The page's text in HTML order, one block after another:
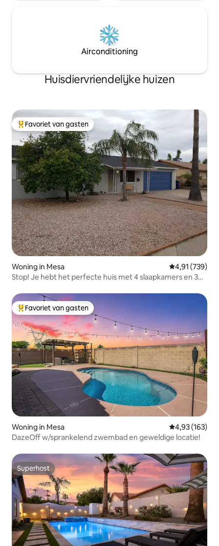
Airconditioning
Huisdiervriendelijke huizen
Topfavoriet van gasten
Favoriet van gasten
Woning in Mesa Gemiddelde
4,91 (739)
Stop! Je hebt het perfecte huis met 4 slaapkamers en 3
Topfavoriet van gasten
Favoriet van gasten
Woning in Mesa Gemiddelde
4,93 (163)
DazeOff w/sprankelend zwembad en geweldige locatie!
Superhost
Superhost